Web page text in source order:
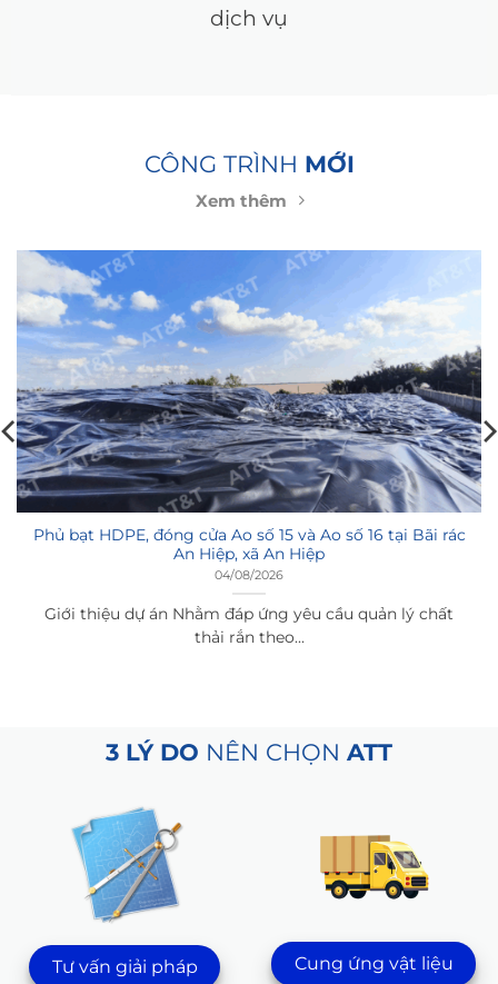
dịch vụ
CÔNG TRÌNH MỚI
Xem thêm
Phủ bạt HDPE, đóng cửa Ao số 15 và Ao số 16 tại Bãi rác
An Hiệp, xã An Hiệp
04/08/2026
Giới thiệu dự án Nhằm đáp ứng yêu cầu quản lý chất
thải rắn theo...
3 LÝ DO NÊN CHỌN ATT
Tư vấn giải pháp Cung ứng vật liệu